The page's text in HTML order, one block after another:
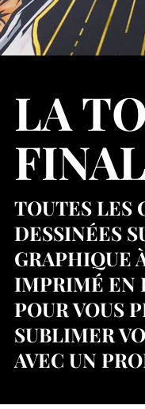
LA
TOUTES LES
DESSINÉES
GRAPHIQUE
IMPRIMÉ EN
POUR VOUS
SUBLIMER
AVEC UN